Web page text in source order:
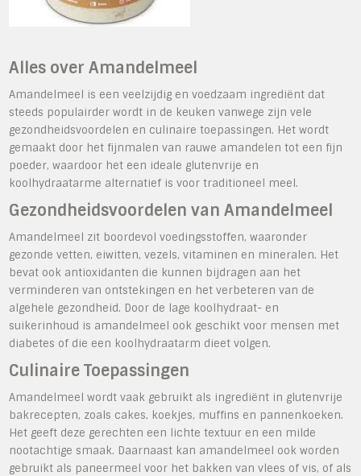
Alles over Amandelmeel
Amandelmeel is een veelzijdig en voedzaam ingrediënt dat
steeds populairder wordt in de keuken vanwege zijn vele
gezondheidsvoordelen en culinaire toepassingen. Het wordt
gemaakt door het fijnmalen van rauwe amandelen tot een fijn
poeder, waardoor het een ideale glutenvrije en
koolhydraatarme alternatief is voor traditioneel meel.
Gezondheidsvoordelen van Amandelmeel
Amandelmeel zit boordevol voedingsstoffen, waaronder
gezonde vetten, eiwitten, vezels, vitaminen en mineralen. Het
bevat ook antioxidanten die kunnen bijdragen aan het
verminderen van ontstekingen en het verbeteren van de
algehele gezondheid. Door de lage koolhydraat- en
suikerinhoud is amandelmeel ook geschikt voor mensen met
diabetes of die een koolhydraatarm dieet volgen.
Culinaire Toepassingen
Amandelmeel wordt vaak gebruikt als ingrediënt in glutenvrije
bakrecepten, zoals cakes, koekjes, muffins en pannenkoeken.
Het geeft deze gerechten een lichte textuur en een milde
nootachtige smaak. Daarnaast kan amandelmeel ook worden
gebruikt als paneermeel voor het bakken van vlees of vis, of als